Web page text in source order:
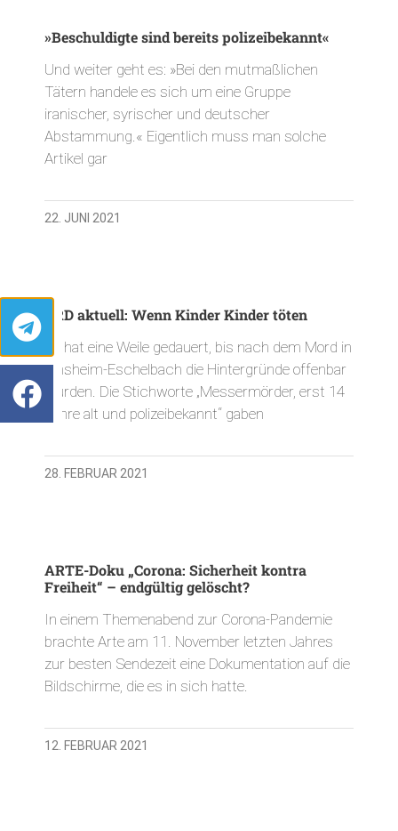
»Beschuldigte sind bereits polizeibekannt«
Und weiter geht es: »Bei den mutmaßlichen
Tätern handele es sich um eine Gruppe
iranischer, syrischer und deutscher
Abstammung.« Eigentlich muss man solche
Artikel gar
22. JUNI 2021
BRD aktuell: Wenn Kinder Kinder töten
Es hat eine Weile gedauert, bis nach dem Mord in
Sinsheim-Eschelbach die Hintergründe offenbar
wurden. Die Stichworte „Messermörder, erst 14
Jahre alt und polizeibekannt“ gaben
28. FEBRUAR 2021
ARTE-Doku „Corona: Sicherheit kontra
Freiheit“ – endgültig gelöscht?
In einem Themenabend zur Corona-Pandemie
brachte Arte am 11. November letzten Jahres
zur besten Sendezeit eine Dokumentation auf die
Bildschirme, die es in sich hatte.
12. FEBRUAR 2021